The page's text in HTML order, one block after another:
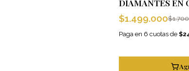
DIAMANTES EN
$1.499.000
Paga en 6 cuotas de